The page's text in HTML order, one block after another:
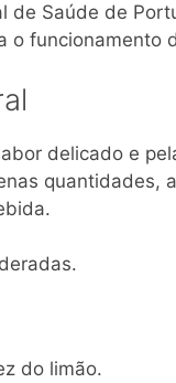
de Saúde de
o funcionamento
delicado e
quantidades,
do limão.